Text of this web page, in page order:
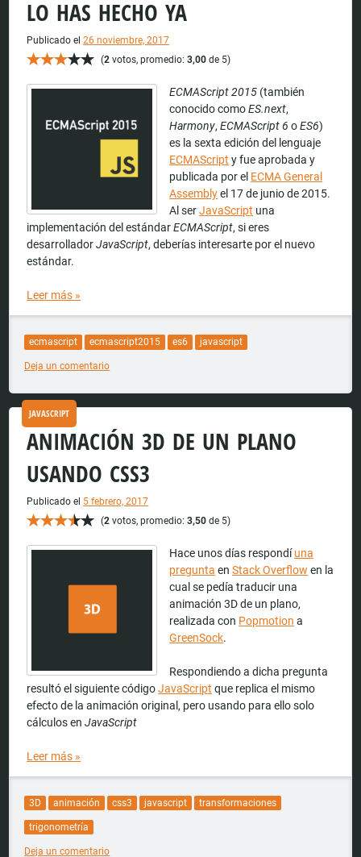
LO HAS HECHO YA
Publicado el26 noviembre, 2017
(2 votos, promedio:3,00 de 5)
ECMAScript 2015 (también
conocido comoES.next,
Harmony,ECMAScript 6 oES6)
es la sexta edición del lenguaje
ECMAScript y fue aprobada y
publicada por el ECMA General
Assemblyel 17 de junio de 2015.
Al serJavaScript una
implementación del estándarECMAScript, si eres
desarrolladorJavaScript, deberías interesarte por el nuevo
estándar.
Leer más »
ecmascript ecmascript2015 es6 javascript
Deja un comentario
JAVASCRIPT
ANIMACIÓN 3D DE UN PLANO
USANDO CSS3
Publicado el 5 febrero, 2017
(2 votos, promedio:3,50 de 5)
Hace unos días respondíuna
pregunta enStack Overflow en la
cual se pedía traducir una
animación 3D de un plano,
realizada con Popmotion a
GreenSock.
Respondiendo a dicha pregunta
resultó el siguiente códigoJavaScript que replica el mismo
efecto de la animación original, pero usando para ello solo
cálculos enJavaScript
Leer más »
3D animación css3 javascript transformaciones
trigonometría
Deja un comentario